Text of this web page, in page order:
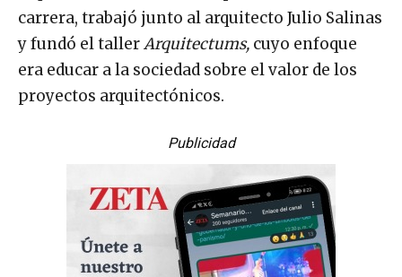
carrera, trabajó junto al arquitecto Julio Salinas
y fundó el tallerArquitectums, cuyo enfoque
era educar a la sociedad sobre el valor de los
proyectos arquitectónicos.
Publicidad